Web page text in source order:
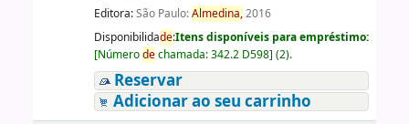
Editora:São Paulo:Almedina,2016
Disponibilidade:Itens disponíveis para empréstimo:
[Númerodechamada:342.2 D598] (2).
Reservar
Adicionar ao seu carrinho